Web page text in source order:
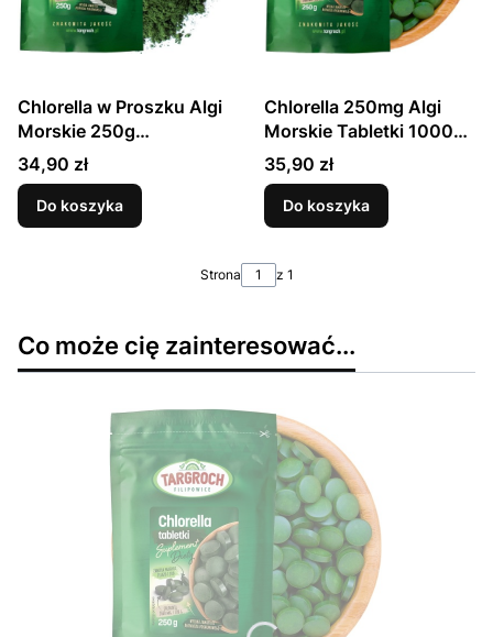
Chlorella w Proszku Algi
Morskie 250g
TARGROCH
Cena
34,90 zł
Do koszyka
Chlorella 250mg Algi
Morskie Tabletki 1000
Sztuk TARGROCH
Cena
35,90 zł
Do koszyka
Strona z 1
Co może cię zainteresować...